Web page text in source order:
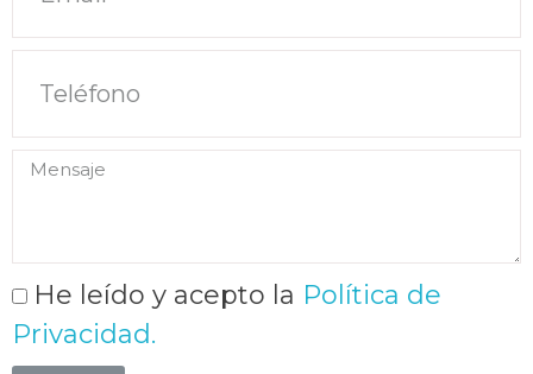
He leído y acepto la Política de
Privacidad.